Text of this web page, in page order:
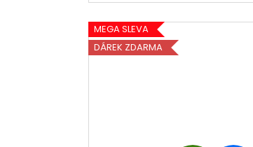
MEGA SLEVA
DÁREK ZDARMA